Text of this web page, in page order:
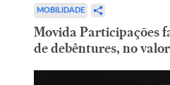
MOBILIDADE
Movida Participações
de debêntures, no